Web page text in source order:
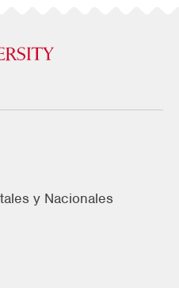
y Nacionales